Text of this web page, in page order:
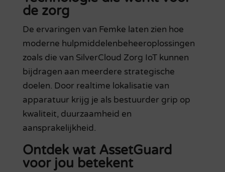
de zorg
De ervaringen van Femke laten zien hoe
moderne hulpmiddelenbeheeroplossingen
zoals die van SilverCloud Zorg IoT kunnen
bijdragen aan meerdere strategische
doelen. Door realtime lokalisatie van
apparatuur krijg je als bestuurder grip op
kwaliteit, duurzaamheid en
aansprakelijkheid.
Ontdek wat AssetGuard
voor jou betekent